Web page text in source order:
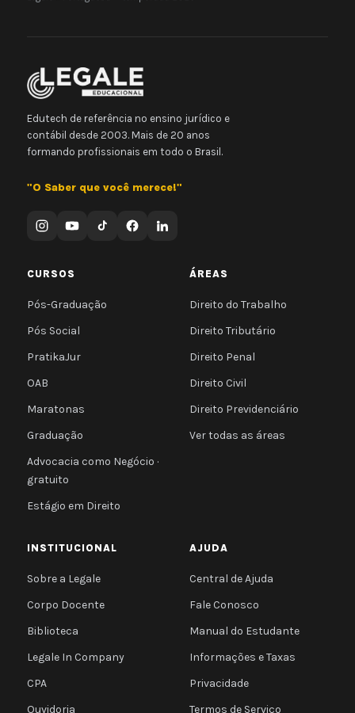
Edutech de referência no ensino jurídico e
contábil desde 2003. Mais de 20 anos
formando profissionais em todo o Brasil.
"O Saber que você merece!"
CURSOS
Pós-Graduação
Pós Social
PratikaJur
OAB
Maratonas
Graduação
Advocacia como Negócio ·
gratuito
Estágio em Direito
ÁREAS
Direito do Trabalho
Direito Tributário
Direito Penal
Direito Civil
Direito Previdenciário
Ver todas as áreas
INSTITUCIONAL
Sobre a Legale
Corpo Docente
Biblioteca
Legale In Company
CPA
Ouvidoria
AJUDA
Central de Ajuda
Fale Conosco
Manual do Estudante
Informações e Taxas
Privacidade
Termos de Serviço